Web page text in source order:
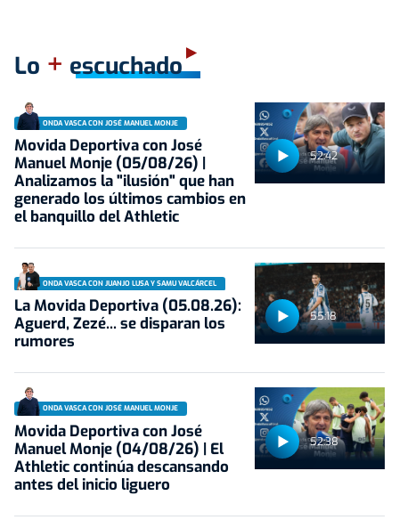
Lo + escuchado
52:42
ONDA VASCA CON JOSÉ MANUEL MONJE
Movida Deportiva con José
Manuel Monje (05/08/26) |
Analizamos la "ilusión" que han
generado los últimos cambios en
el banquillo del Athletic
55:18
ONDA VASCA CON JUANJO LUSA Y SAMU VALCÁRCEL
La Movida Deportiva (05.08.26):
Aguerd, Zezé... se disparan los
rumores
52:38
ONDA VASCA CON JOSÉ MANUEL MONJE
Movida Deportiva con José
Manuel Monje (04/08/26) | El
Athletic continúa descansando
antes del inicio liguero